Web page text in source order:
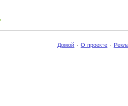
Домой · О проекте ·